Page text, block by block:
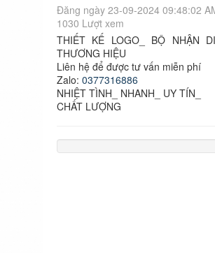
Đăng ngày 23-09-2024 09:48:02
1030 Lượt xem
THIẾT KẾ LOGO_ BỘ NHẬN
THƯƠNG HIỆU
Liên hệ để được tư vấn miễn phí
Zalo: 0377316886
NHIỆT TÌNH_ NHANH_ UY TÍN_
CHẤT LƯỢNG